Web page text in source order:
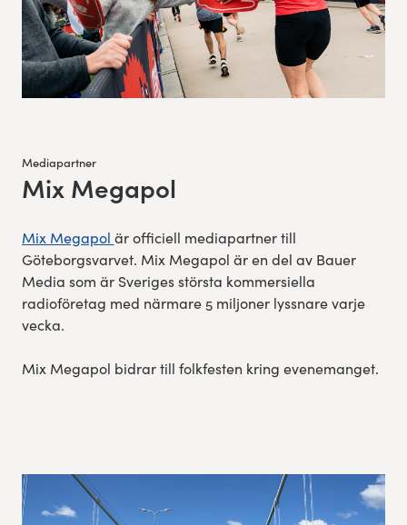
Mediapartner
Mix Megapol
Mix Megapol är officiell mediapartner till
Göteborgsvarvet. Mix Megapol är en del av Bauer
Media som är Sveriges största kommersiella
radioföretag med närmare 5 miljoner lyssnare varje
vecka.
Mix Megapol bidrar till folkfesten kring evenemanget.